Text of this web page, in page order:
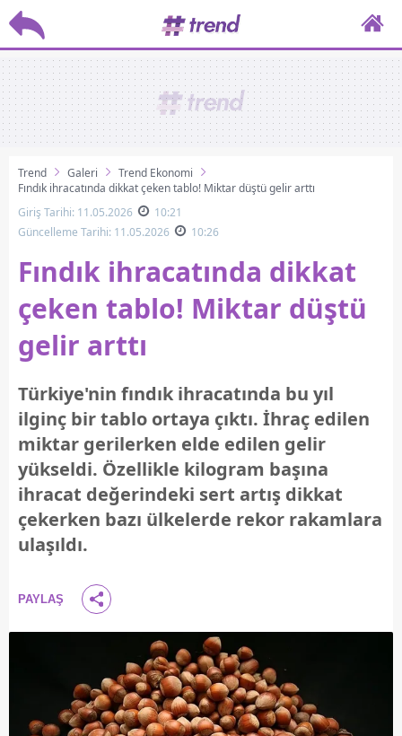
Trend Galeri
Trend Ekonomi
Fındık ihracatında dikkat çeken tablo! Miktar düştü gelir arttı
Giriş Tarihi: 11.05.2026
10:21
Güncelleme Tarihi: 11.05.2026
10:26
Fındık ihracatında dikkat
çeken tablo! Miktar düştü
gelir arttı
Türkiye'nin fındık ihracatında bu yıl
ilginç bir tablo ortaya çıktı. İhraç edilen
miktar gerilerken elde edilen gelir
yükseldi. Özellikle kilogram başına
ihracat değerindeki sert artış dikkat
çekerken bazı ülkelerde rekor rakamlara
ulaşıldı.
PAYLAŞ